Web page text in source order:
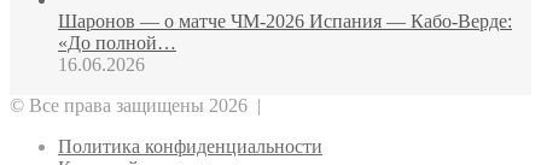
Шаронов — о матче ЧМ‑2026 Испания — Кабо‑Верде:
«До полной…
16.06.2026
© Все права защищены 2026 |
Политика конфиденциальности